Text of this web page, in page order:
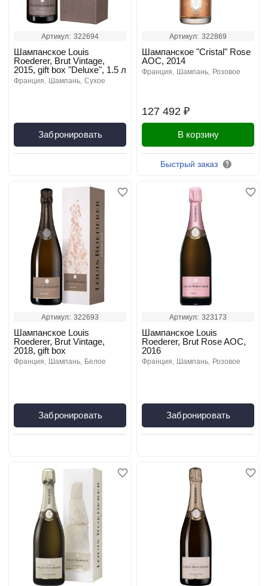
Артикул: 322694
Шампанское Louis
Roederer, Brut Vintage,
2015, gift box "Deluxe", 1.5 л
франция шампань сухое
Забронировать
Артикул: 322869
127 492 ₽
Шампанское "Cristal" Rose
AOC, 2014
франция шампань розовое
В корзину
Быстрый заказ
Артикул: 322693
Шампанское Louis
Roederer, Brut Vintage,
2018, gift box
франция шампань белое
Забронировать
Артикул: 323173
Шампанское Louis
Roederer, Brut Rose AOC,
2016
франция шампань розовое
Забронировать